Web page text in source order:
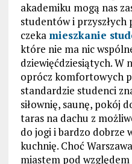
akademiku mogą nas
studentów i przyszłych
czeka mieszkanie
które nie ma nic
dziewięćdziesiątych. W
oprócz komfortowych
standardzie studenci
siłownię, saunę, pokój
taras na dachu z
do jogi i bardzo dobrze
kuchnię. Choć
miastem pod